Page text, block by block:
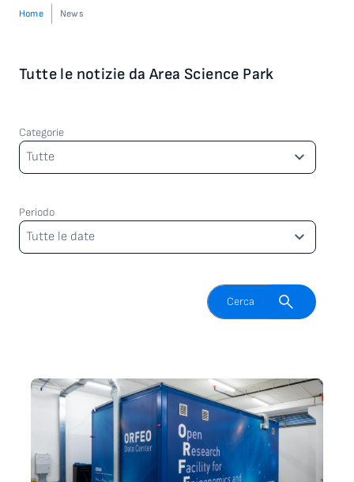
Home News
Tutte le notizie da Area Science Park
Categorie
Categorie
Tutte
Periodo
Periodo
Tutte le date
Attiva il campo di ricerca